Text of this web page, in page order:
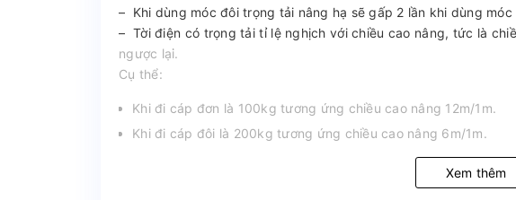
– Khi dùng móc đôi trọng tải nâng hạ sẽ gấp 2 lần khi dùng móc
– Tời điện có trọng tải tỉ lệ nghịch với chiều cao nâng, tức là
ngược lại.
Cụ thể:
Khi đi cáp đơn là 100kg tương ứng chiều cao nâng 12m/1m.
Khi đi cáp đôi là 200kg tương ứng chiều cao nâng 6m/1m.
Xem thêm